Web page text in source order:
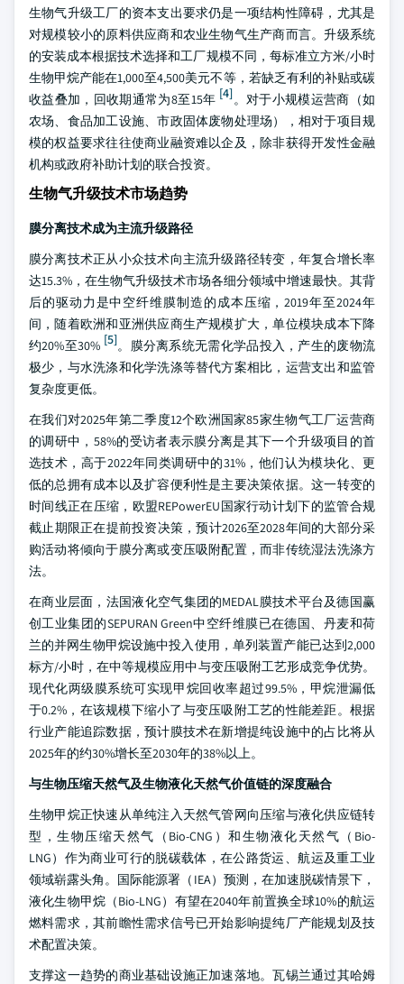
生物气升级工厂的资本支出要求仍是一项结构性障碍，尤其是
对规模较小的原料供应商和农业生物气生产商而言。升级系统
的安装成本根据技术选择和工厂规模不同，每标准立方米/小时
生物甲烷产能在1,000至4,500美元不等，若缺乏有利的补贴或碳
收益叠加，回收期通常为8至15年 [4]。对于小规模运营商（如
农场、食品加工设施、市政固体废物处理场），相对于项目规
模的权益要求往往使商业融资难以企及，除非获得开发性金融
机构或政府补助计划的联合投资。
生物气升级技术市场趋势
膜分离技术成为主流升级路径
膜分离技术正从小众技术向主流升级路径转变，年复合增长率
达15.3%，在生物气升级技术市场各细分领域中增速最快。其背
后的驱动力是中空纤维膜制造的成本压缩，2019年至2024年
间，随着欧洲和亚洲供应商生产规模扩大，单位模块成本下降
约20%至30% [5]。膜分离系统无需化学品投入，产生的废物流
极少，与水洗涤和化学洗涤等替代方案相比，运营支出和监管
复杂度更低。
在我们对2025年第二季度12个欧洲国家85家生物气工厂运营商
的调研中，58%的受访者表示膜分离是其下一个升级项目的首
选技术，高于2022年同类调研中的31%，他们认为模块化、更
低的总拥有成本以及扩容便利性是主要决策依据。这一转变的
时间线正在压缩，欧盟REPowerEU国家行动计划下的监管合规
截止期限正在提前投资决策，预计2026至2028年间的大部分采
购活动将倾向于膜分离或变压吸附配置，而非传统湿法洗涤方
法。
在商业层面，法国液化空气集团的MEDAL膜技术平台及德国赢
创工业集团的SEPURAN Green中空纤维膜已在德国、丹麦和荷
兰的并网生物甲烷设施中投入使用，单列装置产能已达到2,000
标方/小时，在中等规模应用中与变压吸附工艺形成竞争优势。
现代化两级膜系统可实现甲烷回收率超过99.5%，甲烷泄漏低
于0.2%，在该规模下缩小了与变压吸附工艺的性能差距。根据
行业产能追踪数据，预计膜技术在新增提纯设施中的占比将从
2025年的约30%增长至2030年的38%以上。
与生物压缩天然气及生物液化天然气价值链的深度融合
生物甲烷正快速从单纯注入天然气管网向压缩与液化供应链转
型，生物压缩天然气（Bio-CNG）和生物液化天然气（Bio-
LNG）作为商业可行的脱碳载体，在公路货运、航运及重工业
领域崭露头角。国际能源署（IEA）预测，在加速脱碳情景下，
液化生物甲烷（Bio-LNG）有望在2040年前置换全球10%的航运
燃料需求，其前瞻性需求信号已开始影响提纯厂产能规划及技
术配置决策。
支撑这一趋势的商业基础设施正加速落地。瓦锡兰通过其哈姆